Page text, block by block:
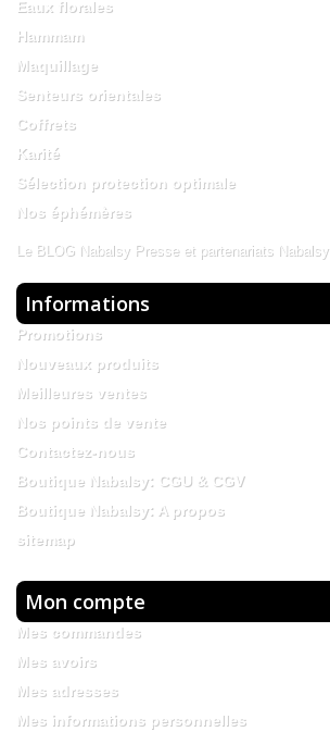
Eaux florales
Hammam
Maquillage
Senteurs orientales
Coffrets
Karité
Sélection protection optimale
Nos éphémères
Le BLOG Nabalsy Presse et partenariats Nabalsy
Informations
Promotions
Nouveaux produits
Meilleures ventes
Nos points de vente
Contactez-nous
Boutique Nabalsy: CGU & CGV
Boutique Nabalsy: A propos
sitemap
Mon compte
Mes commandes
Mes avoirs
Mes adresses
Mes informations personnelles